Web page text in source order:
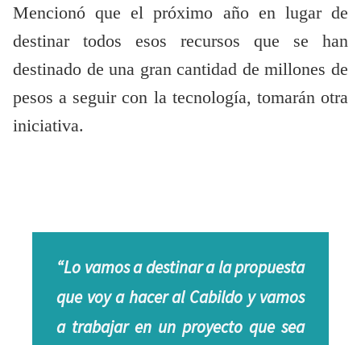
Mencionó que el próximo año en lugar de
destinar todos esos recursos que se han
destinado de una gran cantidad de millones de
pesos a seguir con la tecnología, tomarán otra
iniciativa.
“Lo vamos a destinar a la propuesta
que voy a hacer al Cabildo y vamos
a trabajar en un proyecto que sea